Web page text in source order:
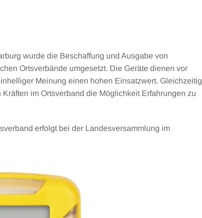
wurde die Beschaffung und Ausgabe von
Ortsverbände umgesetzt. Die Geräte dienen vor
Meinung einen hohen Einsatzwert. Gleichzeitig
im Ortsverband die Möglichkeit Erfahrungen zu
erfolgt bei der Landesversammlung im